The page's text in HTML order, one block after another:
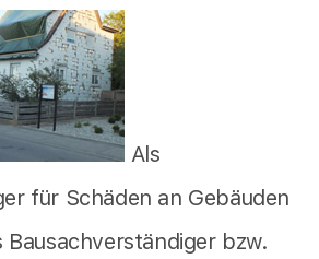
Als
für Schäden an Gebäuden
Bausachverständiger bzw.